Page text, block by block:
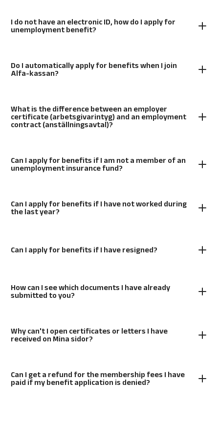
I do not have an electronic ID, how do I apply for
unemployment benefit?
Do I automatically apply for benefits when I join
Alfa-kassan?
What is the difference between an employer
certificate (arbetsgivarintyg) and an employment
contract (anställningsavtal)?
Can I apply for benefits if I am not a member of an
unemployment insurance fund?
Can I apply for benefits if I have not worked during
the last year?
Can I apply for benefits if I have resigned?
How can I see which documents I have already
submitted to you?
Why can't I open certificates or letters I have
received on Mina sidor?
Can I get a refund for the membership fees I have
paid if my benefit application is denied?